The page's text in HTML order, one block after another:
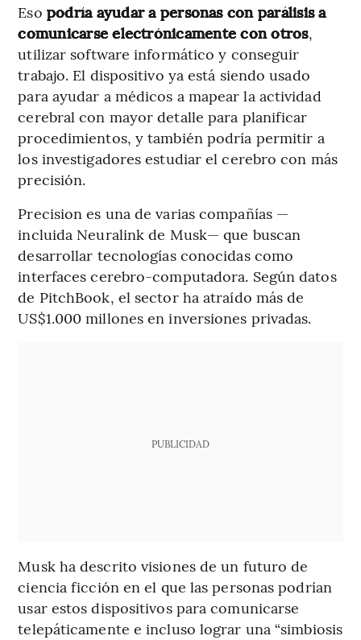
Eso podría ayudar a personas con parálisis a
comunicarse electrónicamente con otros,
utilizar software informático y conseguir
trabajo. El dispositivo ya está siendo usado
para ayudar a médicos a mapear la actividad
cerebral con mayor detalle para planificar
procedimientos, y también podría permitir a
los investigadores estudiar el cerebro con más
precisión.
Precision es una de varias compañías —
incluida Neuralink de Musk— que buscan
desarrollar tecnologías conocidas como
interfaces cerebro-computadora. Según datos
de PitchBook, el sector ha atraído más de
US$1.000 millones en inversiones privadas.
PUBLICIDAD
Musk ha descrito visiones de un futuro de
ciencia ficción en el que las personas podrían
usar estos dispositivos para comunicarse
telepáticamente e incluso lograr una “simbiosis